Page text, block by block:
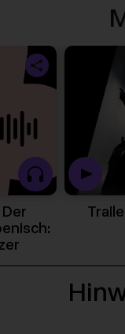
-
Play Podcast -